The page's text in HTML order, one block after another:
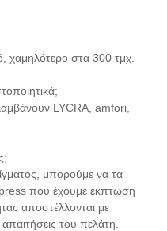
χαμηλότερο στα 300 τμχ.
LYCRA, amfori,
μπορούμε να τα
που έχουμε έκπτωση
αποστέλλονται με
του πελάτη.